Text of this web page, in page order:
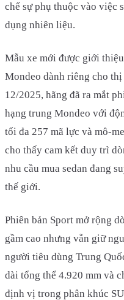
chế sự phụ thuộc vào việc
dụng nhiên liệu.
Mẫu xe mới được giới
Mondeo dành riêng cho
12/2025, hãng đã ra mắt
hạng trung Mondeo với
tối đa 257 mã lực và mô-
cho thấy cam kết duy trì
nhu cầu mua sedan đang
thế giới.
Phiên bản Sport mở rộng
gầm cao nhưng vẫn giữ
người tiêu dùng Trung
dài tổng thể 4.920 mm và
định vị trong phân khúc